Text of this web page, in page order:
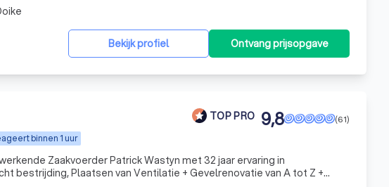
Bekijk profiel Ontvang prijsopgave
TOP PRO
binnen 1 uur
(61)
9,8
Zaakvoerder Patrick Wastyn met 32 jaar ervaring in
bestrijding, Plaatsen van Ventilatie + Gevelrenovatie van A tot Z +